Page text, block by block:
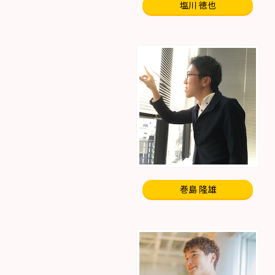
塩川 徳也
巻島 隆雄